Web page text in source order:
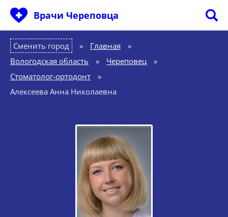
Врачи Череповца
Сменить город Главная
»
Вологодская область
» Череповец
»
Стоматолог-ортодонт
»
Алексеева Анна Николаевна